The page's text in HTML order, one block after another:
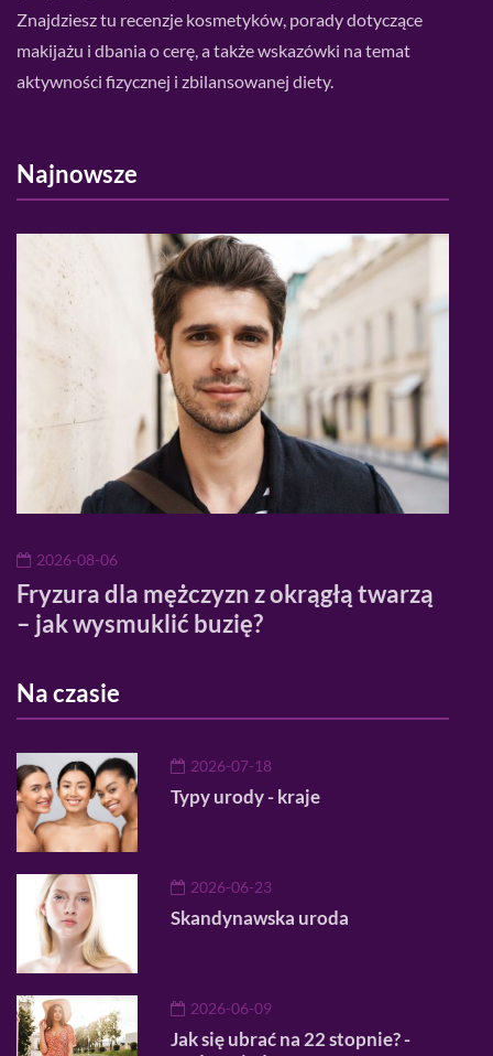
Znajdziesz tu recenzje kosmetyków, porady dotyczące
makijażu i dbania o cerę, a także wskazówki na temat
aktywności fizycznej i zbilansowanej diety.
Najnowsze
2026-08-06
Fryzura dla mężczyzn z okrągłą twarzą
– jak wysmuklić buzię?
Na czasie
2026-07-18
Typy urody - kraje
2026-06-23
Skandynawska uroda
2026-06-09
Jak się ubrać na 22 stopnie? -